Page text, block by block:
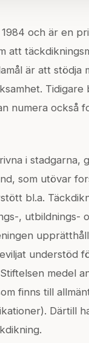
och är en
att
är att stödja
numera också
i stadgarna,
som utövar
bl.a.
, utbildnings-
understöd
medel
finns till
Därtill